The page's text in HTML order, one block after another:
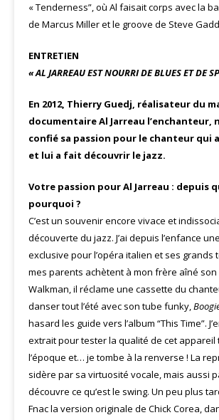
« Tenderness”, où Al faisait corps avec la
de Marcus Miller et le groove de Steve
ENTRETIEN
« AL JARREAU EST NOURRI DE BLUES ET DE
En 2012, Thierry Guedj, réalisateur du
documentaire Al Jarreau l’enchanteur,
confié sa passion pour le chanteur qui
et lui a fait découvrir le jazz.
Votre passion pour Al Jarreau : depuis
pourquoi ?
C’est un souvenir encore vivace et
découverte du jazz. J’ai depuis l’enfance
exclusive pour l’opéra italien et ses grands
mes parents achètent à mon frère aîné
Walkman, il réclame une cassette du
danser tout l’été avec son tube funky,
hasard les guide vers l’album “This Time”.
extrait pour tester la qualité de cet appareil
l’époque et… je tombe à la renverse ! La
sidère par sa virtuosité vocale, mais aussi
découvre ce qu’est le swing. Un peu plus
Fnac la version originale de Chick Corea,